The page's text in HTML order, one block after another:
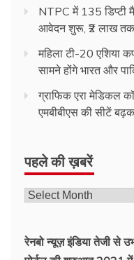
NTPC में 135 डिप्टी
आवेदन शुरू, ₹2 लाख तक
महिला टी-20 एशिया
सामने होंगे भारत और
ग्राफिक एरा मेडिकल
एमबीबीएस की सीटें
पहले की ख़बरें
रेनबो न्यूज़ इंडिया तेजी से